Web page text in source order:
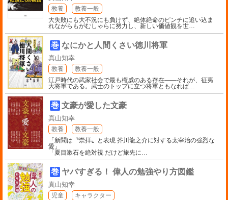
教養
教養一般
大失敗にも大不況にも負けず、絶体絶命のピンチに追い込ま
れながらもがむしゃらに努力し、新しい価値観を世…
巻 なにかと人間くさい徳川将軍
真山知幸
教養
教養一般
江戸時代の武家社会で最も権威のある存在――それが、征夷
大将軍である。武士のトップに立つ将軍ともなれば…
巻 文豪が愛した文豪
真山知幸
教養
教養一般
「新聞は〝崇拝〟と表現 芥川龍之介に対する太宰治の強烈な
愛」
「夏目漱石を絶対視 だけど旅先に…
巻 ヤバすぎる！ 偉人の勉強やり方図鑑
真山知幸
児童
キャラクター